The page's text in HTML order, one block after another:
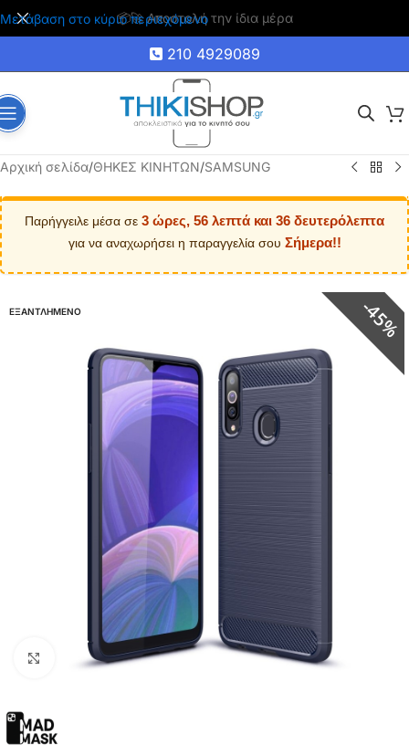
Μετάβαση στο κύριο περιεχόμενο
🚚 Δωρεάν μεταφορικά για αγορές άνω των 35€
210 4929089
Αρχική σελίδα/ΘΗΚΕΣ ΚΙΝΗΤΩΝ/SAMSUNG
Παρήγγειλε μέσα σε 3 ώρες, 56 λεπτά και 36 δευτερόλεπτα
για να αναχωρήσει η παραγγελία σου Σήμερα!!
ΕΞΑΝΤΛΗΜΕΝΟ 45%
Click to enlarge